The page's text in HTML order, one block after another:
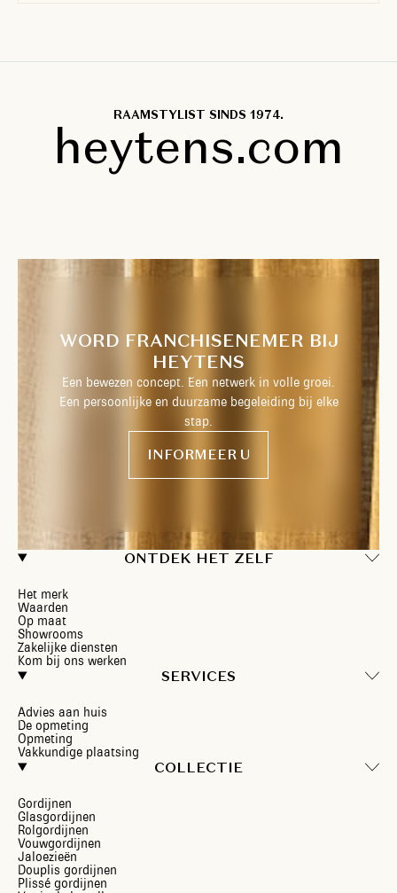
RAAMSTYLIST SINDS 1974.
heytens.com
ONTDEK HET ZELF
Het merk
Waarden
Op maat
Showrooms
Zakelijke diensten
Kom bij ons werken
SERVICES
Advies aan huis
De opmeting
Opmeting
Vakkundige plaatsing
COLLECTIE
Gordijnen
Glasgordijnen
Rolgordijnen
Vouwgordijnen
Jaloezieën
Douplis gordijnen
Plissé gordijnen
WORD FRANCHISENEMER BIJ
HEYTENS
Een bewezen concept. Een netwerk in volle groei.
Een persoonlijke en duurzame begeleiding bij elke
stap.
INFORMEER U